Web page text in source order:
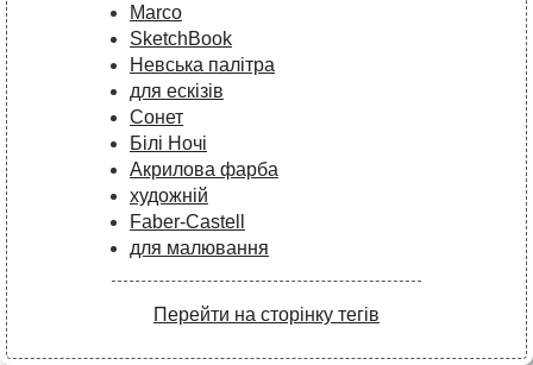
Marco
SketchBook
Невська палітра
для ескізів
Сонет
Білі Ночі
Акрилова фарба
художній
Faber-Castell
для малювання
Перейти на сторінку тегів